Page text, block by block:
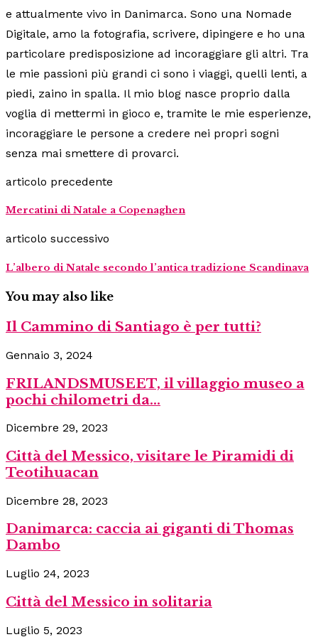
e attualmente vivo in Danimarca. Sono una Nomade
Digitale, amo la fotografia, scrivere, dipingere e ho una
particolare predisposizione ad incoraggiare gli altri. Tra
le mie passioni più grandi ci sono i viaggi, quelli lenti, a
piedi, zaino in spalla. Il mio blog nasce proprio dalla
voglia di mettermi in gioco e, tramite le mie esperienze,
incoraggiare le persone a credere nei propri sogni
senza mai smettere di provarci.
articolo precedente
Mercatini di Natale a Copenaghen
articolo successivo
L’albero di Natale secondo l’antica tradizione Scandinava
You may also like
Il Cammino di Santiago è per tutti?
Gennaio 3, 2024
FRILANDSMUSEET, il villaggio museo a
pochi chilometri da...
Dicembre 29, 2023
Città del Messico, visitare le Piramidi di
Teotihuacan
Dicembre 28, 2023
Danimarca: caccia ai giganti di Thomas
Dambo
Luglio 24, 2023
Città del Messico in solitaria
Luglio 5, 2023